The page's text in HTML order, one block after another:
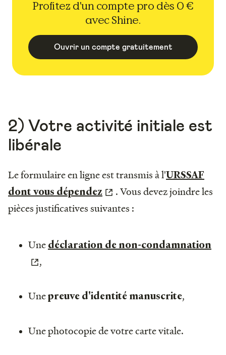
Profitez d'un compte pro dès 0 €
avec Shine.
Ouvrir un compte gratuitement
2) Votre activité initiale est
libérale
Le formulaire en ligne est transmis à l'URSSAF
dont vous dépendez
. Vous devez joindre les
pièces justificatives suivantes :
Une déclaration de non-condamnation
,
Unepreuve d'identité manuscrite,
Une photocopie de votre carte vitale.